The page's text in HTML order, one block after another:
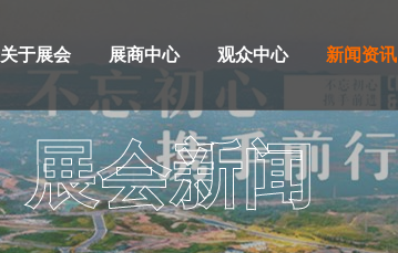
关于展会 展商中心 观众中心 新闻资讯
展会新闻